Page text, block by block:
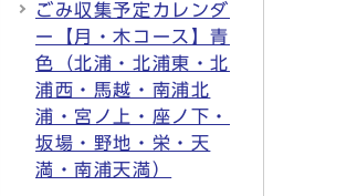
ごみ収集予定カレンダ
ー【月・木コース】青
色（北浦・北浦東・北
浦西・馬越・南浦北
浦・宮ノ上・座ノ下・
坂場・野地・栄・天
満・南浦天満）